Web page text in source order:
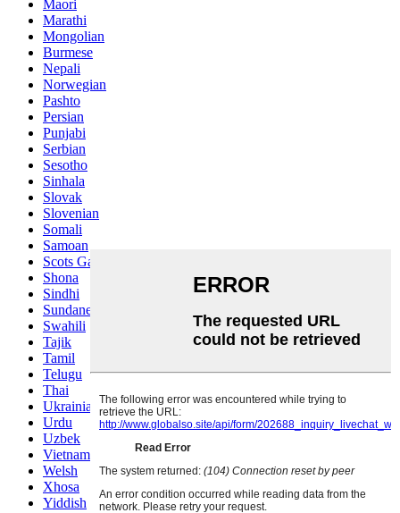
Maori
Marathi
Mongolian
Burmese
Nepali
Norwegian
Pashto
Persian
Punjabi
Serbian
Sesotho
Sinhala
Slovak
Slovenian
Somali
Samoan
Scots Gaelic
Shona
Sindhi
Sundanese
Swahili
Tajik
Tamil
Telugu
Thai
Ukrainian
Urdu
Uzbek
Vietnamese
Welsh
Xhosa
Yiddish